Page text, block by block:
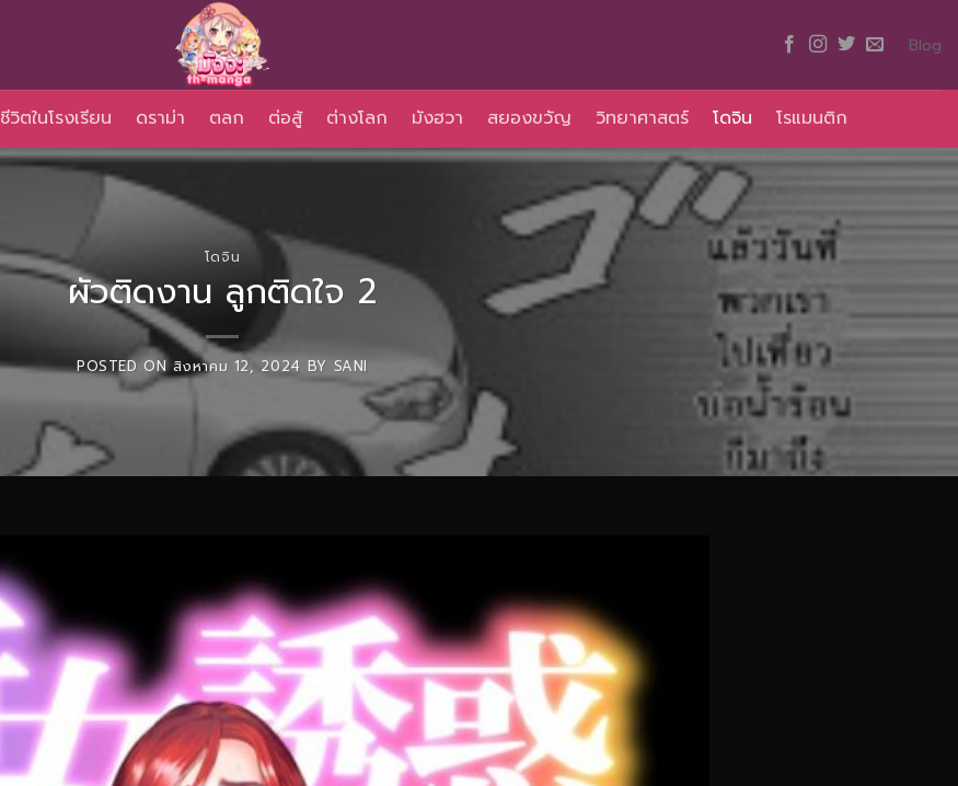
Blog
ชีวิตในโรงเรียน ดราม่า ตลก ต่อสู้ ต่างโลก มังฮวา สยองขวัญ วิทยาศาสตร์ โดจิน โรแมนติก
โดจิน
ผัวติดงาน ลูกติดใจ 2
POSTED ONสิงหาคม 12, 2024 BY SANI